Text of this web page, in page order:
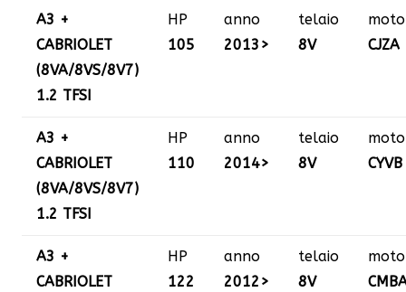
A3 +
CABRIOLET
(8VA/8VS/8V7)
1.2 TFSI
HP
105
anno
2013>
telaio
8V
CJZA
A3 +
CABRIOLET
(8VA/8VS/8V7)
1.2 TFSI
HP
110
anno
2014>
telaio
8V
CYVB
A3 +
CABRIOLET
HP
122
anno
2012>
telaio
8V